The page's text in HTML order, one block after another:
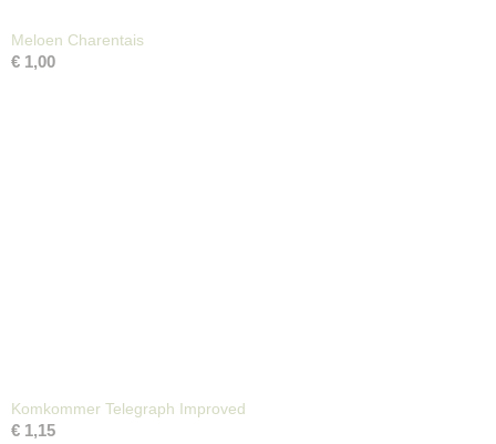
Meloen Charentais
€ 1,00
Komkommer Telegraph Improved
€ 1,15